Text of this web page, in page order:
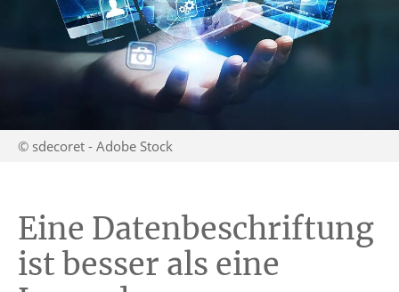
© sdecoret - Adobe Stock
Eine Datenbeschriftung
ist besser als eine